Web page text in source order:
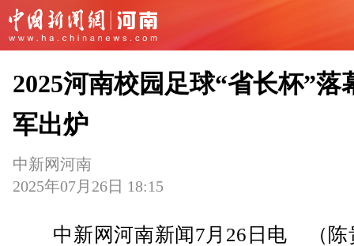
2025河南校园足球“省长杯”落
军出炉
中新网河南
2025年07月26日 18:15
中新网河南新闻7月26日电 （陈